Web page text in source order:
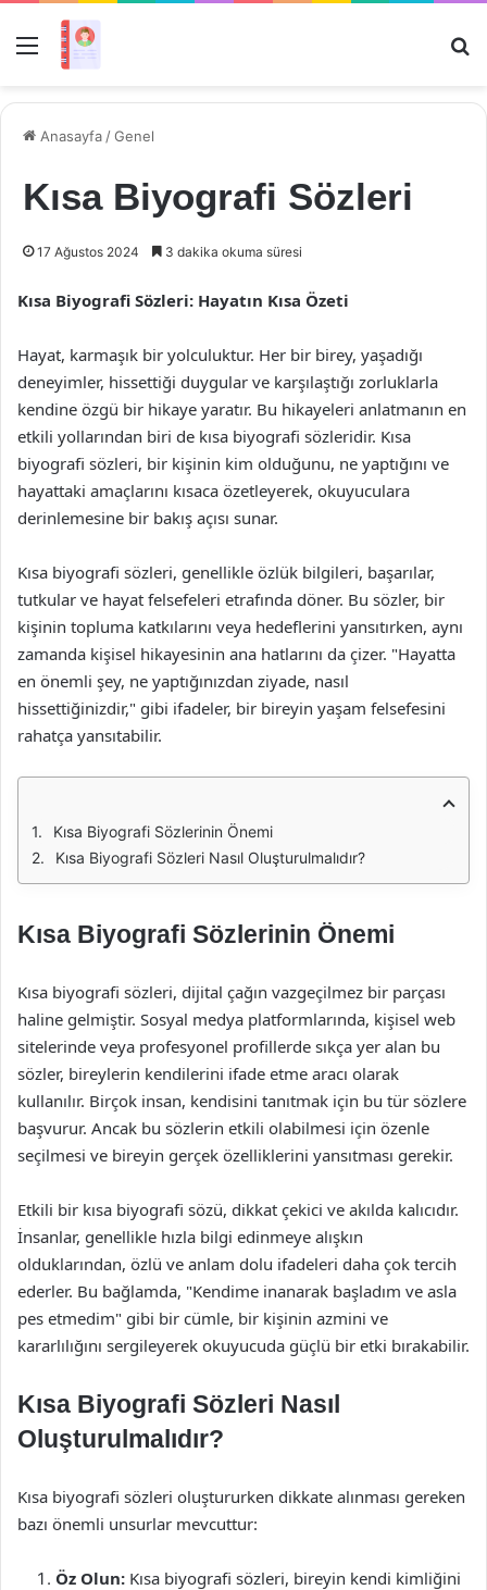
Menü
Anasayfa /Genel
Kısa Biyografi Sözleri
17 Ağustos 2024 3 dakika okuma süresi
Kısa Biyografi Sözleri: Hayatın Kısa Özeti
Hayat, karmaşık bir yolculuktur. Her bir birey, yaşadığı
deneyimler, hissettiği duygular ve karşılaştığı zorluklarla
kendine özgü bir hikaye yaratır. Bu hikayeleri anlatmanın en
etkili yollarından biri de kısa biyografi sözleridir. Kısa
biyografi sözleri, bir kişinin kim olduğunu, ne yaptığını ve
hayattaki amaçlarını kısaca özetleyerek, okuyuculara
derinlemesine bir bakış açısı sunar.
Kısa biyografi sözleri, genellikle özlük bilgileri, başarılar,
tutkular ve hayat felsefeleri etrafında döner. Bu sözler, bir
kişinin topluma katkılarını veya hedeflerini yansıtırken, aynı
zamanda kişisel hikayesinin ana hatlarını da çizer. "Hayatta
en önemli şey, ne yaptığınızdan ziyade, nasıl
hissettiğinizdir," gibi ifadeler, bir bireyin yaşam felsefesini
rahatça yansıtabilir.
Kısa Biyografi Sözlerinin Önemi
Kısa Biyografi Sözleri Nasıl Oluşturulmalıdır?
Kısa Biyografi Sözlerinin Önemi
Kısa biyografi sözleri, dijital çağın vazgeçilmez bir parçası
haline gelmiştir. Sosyal medya platformlarında, kişisel web
sitelerinde veya profesyonel profillerde sıkça yer alan bu
sözler, bireylerin kendilerini ifade etme aracı olarak
kullanılır. Birçok insan, kendisini tanıtmak için bu tür sözlere
başvurur. Ancak bu sözlerin etkili olabilmesi için özenle
seçilmesi ve bireyin gerçek özelliklerini yansıtması gerekir.
Etkili bir kısa biyografi sözü, dikkat çekici ve akılda kalıcıdır.
İnsanlar, genellikle hızla bilgi edinmeye alışkın
olduklarından, özlü ve anlam dolu ifadeleri daha çok tercih
ederler. Bu bağlamda, "Kendime inanarak başladım ve asla
pes etmedim" gibi bir cümle, bir kişinin azmini ve
kararlılığını sergileyerek okuyucuda güçlü bir etki bırakabilir.
Kısa Biyografi Sözleri Nasıl
Oluşturulmalıdır?
Kısa biyografi sözleri oluştururken dikkate alınması gereken
bazı önemli unsurlar mevcuttur:
Öz Olun: Kısa biyografi sözleri, bireyin kendi kimliğini